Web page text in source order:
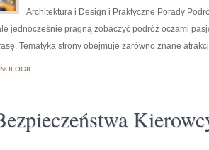
Architektura i Design i Praktyczne Porady
jednocześnie pragną zobaczyć podróż oczami
Tematyka strony obejmuje zarówno znane